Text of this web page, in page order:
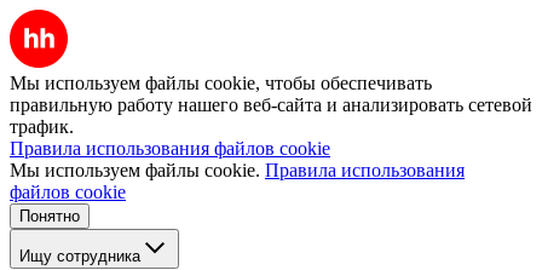
Мы используем файлы cookie, чтобы обеспечивать
правильную работу нашего веб-сайта и анализировать сетевой
трафик.
Правила использования файлов cookie
Мы используем файлы cookie. Правила использования
файлов cookie
Понятно
Ищу сотрудника